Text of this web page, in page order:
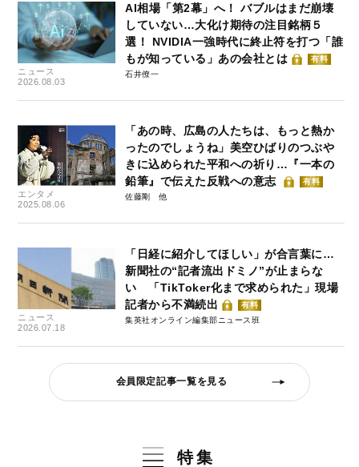
ニュース
2026.08.03
AI相場「第2幕」へ！ バブルはまだ崩壊
していない…大化け期待の注目銘柄５
選！ NVIDIA一強時代に終止符を打つ「誰
もが知っている」あの会社とは
有料
石井僚一
エンタメ
2025.08.06
「あの時、広島の人たちは、もっと熱か
ったのでしょうね」美空ひばりのつぶや
きに込められた平和への祈り…『一本の
鉛筆』で伝えた反戦への意志
有料
佐藤剛
ニュース
2026.07.18
「日経に紹介してほしい」が合言葉に…
新聞社の“記者流出ドミノ”が止まらな
い 「TikToker化まで求められた」現場
記者から不満続出
有料
集英社オンライン編集部ニュース班
会員限定記事一覧を見る
特集